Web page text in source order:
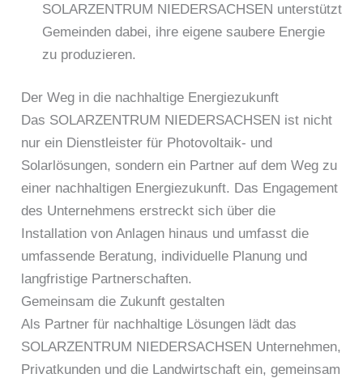
SOLARZENTRUM NIEDERSACHSEN unterstützt
Gemeinden dabei, ihre eigene saubere Energie
zu produzieren.
Der Weg in die nachhaltige Energiezukunft
Das SOLARZENTRUM NIEDERSACHSEN ist nicht
nur ein Dienstleister für Photovoltaik- und
Solarlösungen, sondern ein Partner auf dem Weg zu
einer nachhaltigen Energiezukunft. Das Engagement
des Unternehmens erstreckt sich über die
Installation von Anlagen hinaus und umfasst die
umfassende Beratung, individuelle Planung und
langfristige Partnerschaften.
Gemeinsam die Zukunft gestalten
Als Partner für nachhaltige Lösungen lädt das
SOLARZENTRUM NIEDERSACHSEN Unternehmen,
Privatkunden und die Landwirtschaft ein, gemeinsam